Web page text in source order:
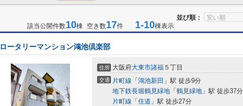
並び順：
該当公開件数10棟 空き数17件 1-10棟表示
ロータリーマンション鴻池倶楽部
住所 大阪府大東市諸福 ５丁目
交通 片町線 「 鴻池新田 」駅 徒歩9分
地下鉄長堀鶴見緑地 「 鶴見緑地 」駅 徒歩37分
片町線 「 住道 」駅 徒歩27分